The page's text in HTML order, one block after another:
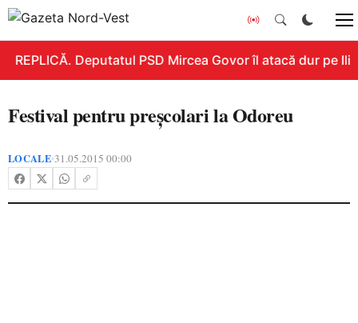
REPLICĂ. Deputatul PSD Mircea Govor îl atacă dur pe
Festival pentru preşcolari la Odoreu
LOCALE•31.05.2015 00:00